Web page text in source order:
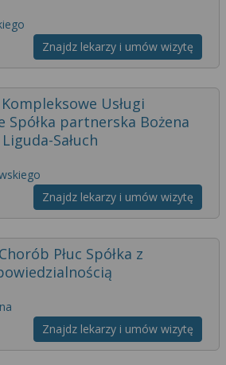
Znajdz lekarzy i umów wizytę
Usługi
Spółka partnerska Bożena
Sałuch
Znajdz lekarzy i umów wizytę
Płuc Spółka z
Znajdz lekarzy i umów wizytę